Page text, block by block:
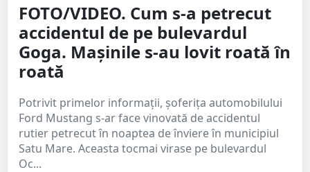
FOTO/VIDEO. Cum s-a petrecut
accidentul de pe bulevardul
Goga. Mașinile s-au lovit roată în
roată
Potrivit primelor informații, șoferița automobilului
Ford Mustang s-ar face vinovată de accidentul
rutier petrecut în noaptea de înviere în municipiul
Satu Mare. Aceasta tocmai virase pe bulevardul
Oc...